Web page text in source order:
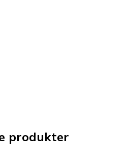
produkter